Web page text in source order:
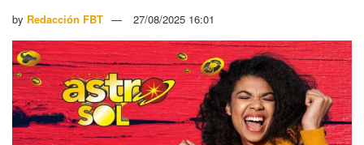
by Redacción FBT 27/08/2025 16:01